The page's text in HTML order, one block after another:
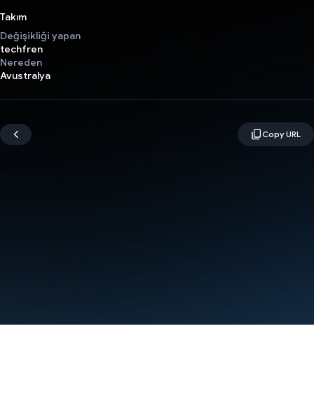
Takım
Değişikliği yapan
techfren
Nereden
Avustralya